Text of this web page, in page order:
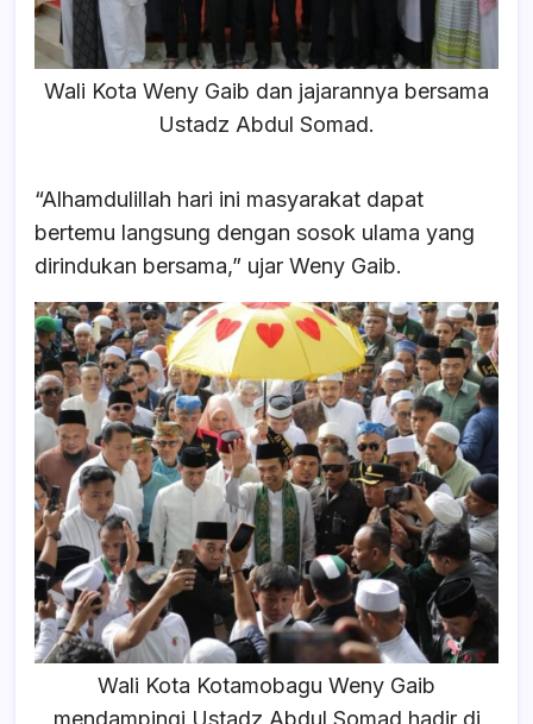
Wali Kota Weny Gaib dan jajarannya bersama
Ustadz Abdul Somad.
“Alhamdulillah hari ini masyarakat dapat
bertemu langsung dengan sosok ulama yang
dirindukan bersama,” ujar Weny Gaib.
Wali Kota Kotamobagu Weny Gaib